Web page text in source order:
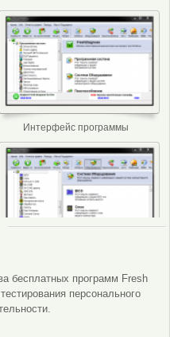
Интерфейс программы
бесплатных программ Fresh
персонального